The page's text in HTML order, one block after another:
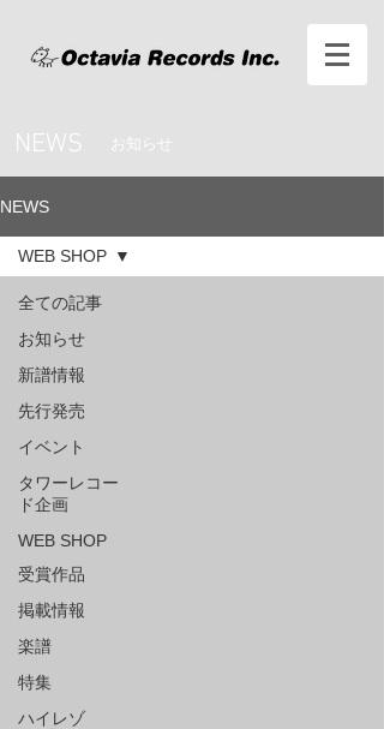
NEWS
全ての記事
お知らせ
新譜情報
先行発売
イベント
タワーレコー
ド企画
WEB SHOP
受賞作品
掲載情報
楽譜
特集
ハイレゾ
WEB SHOP
NEWS お知らせ